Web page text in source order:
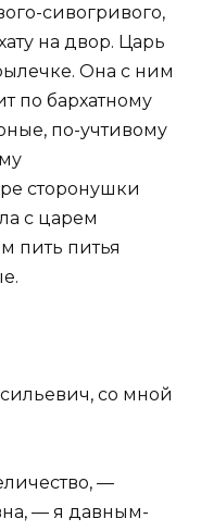
сивогривого,
на двор. Царь
Она с ним
по бархатному
по-учтивому
сторонушки
с царем
пить питья
со мной
—
— я давным-